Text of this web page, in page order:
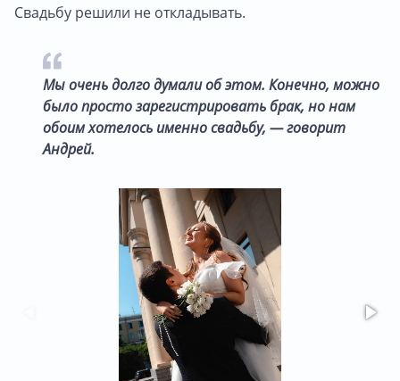
Свадьбу решили не откладывать.
Мы очень долго думали об этом. Конечно, можно
было просто зарегистрировать брак, но нам
обоим хотелось именно свадьбу, — говорит
Андрей.